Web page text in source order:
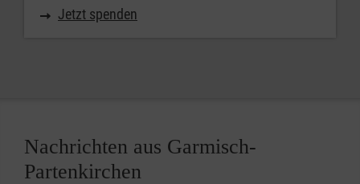
Jetzt spenden
Nachrichten aus Garmisch-
Partenkirchen